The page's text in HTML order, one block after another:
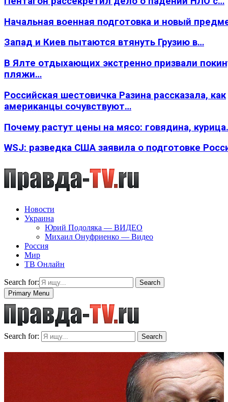
Начальная военная подготовка и новый
Запад и Киев пытаются втянуть Грузию в…
В Ялте отдыхающих экстренно призвали
пляжи…
Российская шестовичка Разина рассказала, как
американцы сочувствуют…
Почему растут цены на мясо: говядина,
WSJ: разведка США заявила о подготовке
Новости
Украина
Юрий Подоляка — ВИДЕО
Михаил Онуфриенко — Видео
Россия
Мир
ТВ Онлайн
Search for:
Search
Primary Menu
Search for: Search